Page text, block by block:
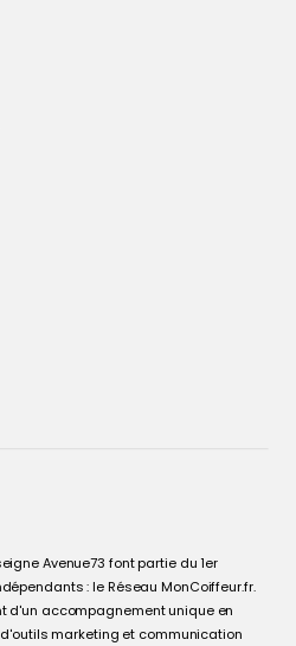
Avenue73 font partie du 1er
: le Réseau MonCoiffeur.fr.
d'un accompagnement unique en
marketing et communication